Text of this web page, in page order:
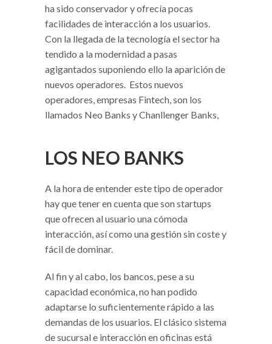
ha sido conservador y ofrecía pocas
facilidades de interacción a los usuarios.
Con la llegada de la tecnología el sector ha
tendido a la modernidad a pasas
agigantados suponiendo ello la aparición de
nuevos operadores. Estos nuevos
operadores, empresas Fintech, son los
llamados Neo Banks y Chanllenger Banks,
LOS NEO BANKS
A la hora de entender este tipo de operador
hay que tener en cuenta que son startups
que ofrecen al usuario una cómoda
interacción, así como una gestión sin coste y
fácil de dominar.
Al fin y al cabo, los bancos, pese a su
capacidad económica, no han podido
adaptarse lo suficientemente rápido a las
demandas de los usuarios. El clásico sistema
de sucursal e interacción en oficinas está